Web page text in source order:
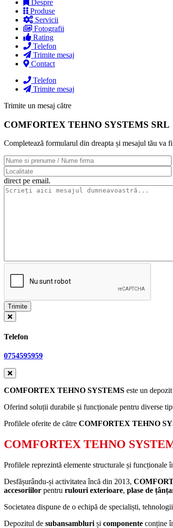
Despre
Produse
Servicii
Fotografii
Rating
Telefon
Trimite mesaj
Contact
Telefon
Trimite mesaj
Trimite un mesaj către
COMFORTEX TEHNO SYSTEMS SRL
Completează formularul din dreapta și mesajul tău va
direct pe email.
Telefon
0754595959
COMFORTEX TEHNO SYSTEMS este un
Oferind soluții durabile și funcționale pentru diverse
Profilele oferite de către COMFORTEX TEHNO
COMFORTEX TEHNO
Profilele reprezintă elemente structurale și funcționale
Desfășurându-și activitatea încă din 2013,
accesoriilor pentru rulouri exterioare, plase de
Societatea dispune de o echipă de specialiști,
Depozitul de subansambluri și componente conține